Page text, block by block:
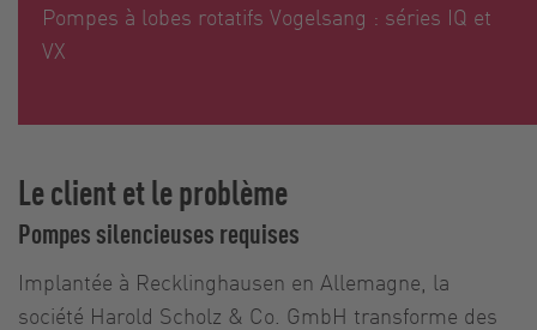
Pompes à lobes rotatifs Vogelsang : séries IQ et
VX
Le client et le problème
Pompes silencieuses requises
Implantée à Recklinghausen en Allemagne, la
société Harold Scholz & Co. GmbH transforme des